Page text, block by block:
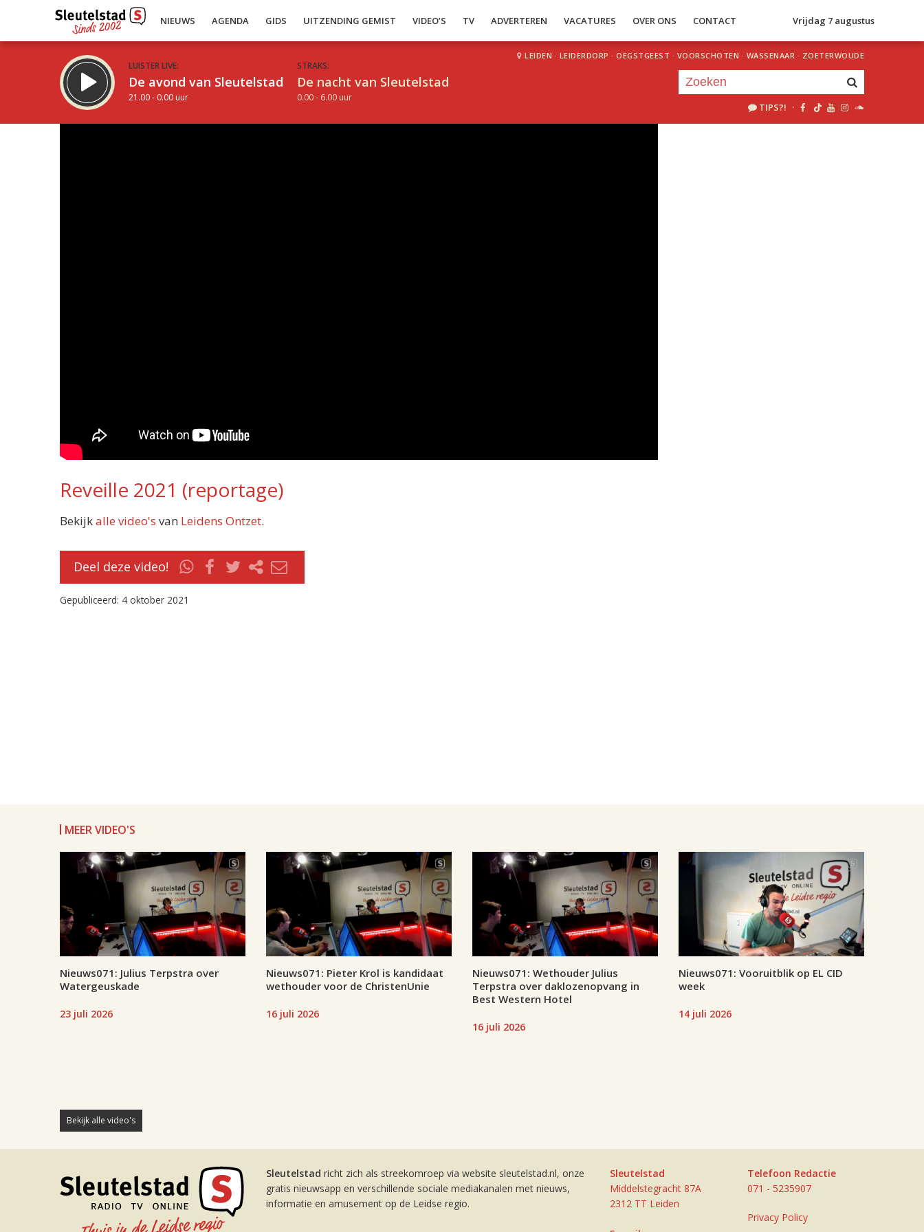
NIEUWS AGENDA GIDS UITZENDING GEMIST VIDEO’S TV ADVERTEREN VACATURES OVER ONS CONTACT Vrijdag 7 augustus
LUISTER LIVE:
De avond van Sleutelstad
21.00 - 0.00 uur
STRAKS:
De nacht van Sleutelstad
0.00 - 6.00 uur
LEIDEN · LEIDERDORP · OEGSTGEEST · VOORSCHOTEN · WASSENAAR · ZOETERWOUDE
TIPS?! ·
Reveille 2021 (reportage)
Bekijkalle video's van Leidens Ontzet.
Deel deze video!
Gepubliceerd: 4 oktober 2021
MEER VIDEO'S
Nieuws071: Julius Terpstra over
Watergeuskade
23 juli 2026
Nieuws071: Pieter Krol is kandidaat
wethouder voor de ChristenUnie
16 juli 2026
Nieuws071: Wethouder Julius
Terpstra over daklozenopvang in
Best Western Hotel
16 juli 2026
Nieuws071: Vooruitblik op EL CID
week
14 juli 2026
Bekijk alle video's
Sleutelstad richt zich als streekomroep via website sleutelstad.nl, onze
gratis nieuwsapp en verschillende sociale mediakanalen met nieuws,
informatie en amusement op de Leidse regio.
Sleutelstad
Middelstegracht 87A
2312 TT Leiden
Telefoon Redactie
071 - 5235907
Privacy Policy